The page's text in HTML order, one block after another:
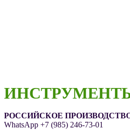
РОССИЙСКОЕ
WhatsApp +7 (985) 246-73-01